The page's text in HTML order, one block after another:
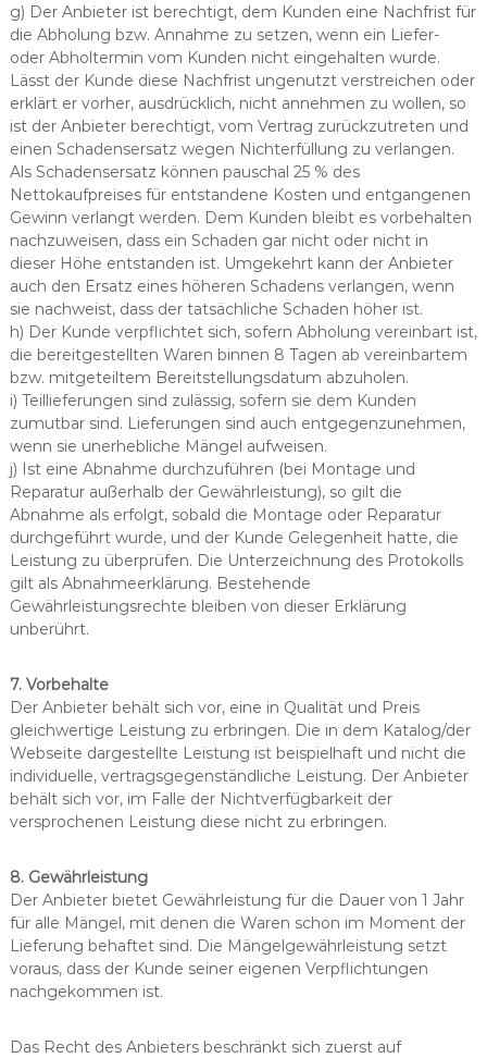
g) Der Anbieter ist berechtigt, dem Kunden eine Nachfrist für
die Abholung bzw. Annahme zu setzen, wenn ein Liefer-
oder Abholtermin vom Kunden nicht eingehalten wurde.
Lässt der Kunde diese Nachfrist ungenutzt verstreichen oder
erklärt er vorher, ausdrücklich, nicht annehmen zu wollen, so
ist der Anbieter berechtigt, vom Vertrag zurückzutreten und
einen Schadensersatz wegen Nichterfüllung zu verlangen.
Als Schadensersatz können pauschal 25 % des
Nettokaufpreises für entstandene Kosten und entgangenen
Gewinn verlangt werden. Dem Kunden bleibt es vorbehalten
nachzuweisen, dass ein Schaden gar nicht oder nicht in
dieser Höhe entstanden ist. Umgekehrt kann der Anbieter
auch den Ersatz eines höheren Schadens verlangen, wenn
sie nachweist, dass der tatsächliche Schaden höher ist.
h) Der Kunde verpflichtet sich, sofern Abholung vereinbart ist,
die bereitgestellten Waren binnen 8 Tagen ab vereinbartem
bzw. mitgeteiltem Bereitstellungsdatum abzuholen.
i) Teillieferungen sind zulässig, sofern sie dem Kunden
zumutbar sind. Lieferungen sind auch entgegenzunehmen,
wenn sie unerhebliche Mängel aufweisen.
j) Ist eine Abnahme durchzuführen (bei Montage und
Reparatur außerhalb der Gewährleistung), so gilt die
Abnahme als erfolgt, sobald die Montage oder Reparatur
durchgeführt wurde, und der Kunde Gelegenheit hatte, die
Leistung zu überprüfen. Die Unterzeichnung des Protokolls
gilt als Abnahmeerklärung. Bestehende
Gewährleistungsrechte bleiben von dieser Erklärung
unberührt.
7. Vorbehalte
Der Anbieter behält sich vor, eine in Qualität und Preis
gleichwertige Leistung zu erbringen. Die in dem Katalog/der
Webseite dargestellte Leistung ist beispielhaft und nicht die
individuelle, vertragsgegenständliche Leistung. Der Anbieter
behält sich vor, im Falle der Nichtverfügbarkeit der
versprochenen Leistung diese nicht zu erbringen.
8. Gewährleistung
Der Anbieter bietet Gewährleistung für die Dauer von 1 Jahr
für alle Mängel, mit denen die Waren schon im Moment der
Lieferung behaftet sind. Die Mängelgewährleistung setzt
voraus, dass der Kunde seiner eigenen Verpflichtungen
nachgekommen ist.
Das Recht des Anbieters beschränkt sich zuerst auf